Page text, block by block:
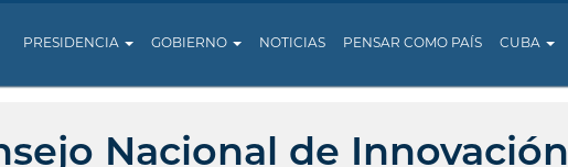
PRESIDENCIA GOBIERNO NOTICIAS PENSAR COMO PAÍS CUBA
Nacional de Innovación